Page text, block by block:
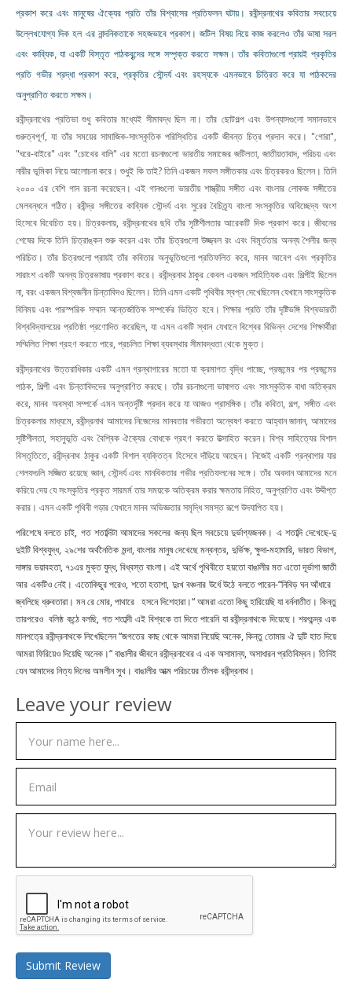
প্রকাশ করে এবং মানুষের ঐক্যের প্রতি তাঁর বিশ্বাসের প্রতিফলন ঘটায়। রবীন্দ্রনাথের কবিতার সবচেয়ে
উল্লেখযোগ্য দিক হল এর নান্দনিকতাকে সহজভাবে প্রকাশ। জটিল বিষয় নিয়ে কাজ করলেও তাঁর ভাষা সরল
এবং কাব্যিক, যা একটি বিস্তৃত পাঠকবৃন্দের সঙ্গে সম্পৃক্ত করতে সক্ষম। তাঁর কবিতাগুলো প্রায়ই প্রকৃতির
প্রতি গভীর শ্রদ্ধা প্রকাশ করে, প্রকৃতির সৌন্দর্য এবং রহস্যকে এমনভাবে চিত্রিত করে যা পাঠকদের
অনুপ্রাণিত করতে সক্ষম।
রবীন্দ্রনাথের প্রতিভা শুধু কবিতার মধ্যেই সীমাবদ্ধ ছিল না। তাঁর ছোটগল্প এবং উপন্যাসগুলো সমানভাবে
গুরুত্বপূর্ণ, যা তাঁর সময়ের সামাজিক-সাংস্কৃতিক পরিস্থিতির একটি জীবন্ত চিত্র প্রদান করে। "গোরা",
"ঘরে-বাইরে" এবং "চোখের বালি" এর মতো রচনাগুলো ভারতীয় সমাজের জটিলতা, জাতীয়তাবাদ, পরিচয় এবং
নারীর ভূমিকা নিয়ে আলোচনা করে। শুধুই কি তাই? তিনি একজন সফল সঙ্গীতকার এবং চিত্রকরও ছিলেন। তিনি
২০০০ এর বেশি গান রচনা করেছেন। এই গানগুলো ভারতীয় শাস্ত্রীয় সঙ্গীত এবং বাংলার লোকজ সঙ্গীতের
মেলবন্ধনে গঠিত। রবীন্দ্র সঙ্গীতের কাব্যিক সৌন্দর্য এবং সুরের বৈচিত্র্য বাংলা সংস্কৃতির অবিচ্ছেদ্য অংশ
হিসেবে বিবেচিত হয়। চিত্রকলায়, রবীন্দ্রনাথের ছবি তাঁর সৃষ্টিশীলতার আরেকটি দিক প্রকাশ করে। জীবনের
শেষের দিকে তিনি চিত্রাঙ্কন শুরু করেন এবং তাঁর চিত্রগুলো উজ্জ্বল রং এবং বিমূর্ততার অনন্য শৈলীর জন্য
পরিচিত। তাঁর চিত্রগুলো প্রায়ই তাঁর কবিতার অনুভূতিগুলো প্রতিফলিত করে, মানব আবেগ এবং প্রকৃতির
সারাংশ একটি অনন্য চিত্রভাষায় প্রকাশ করে। রবীন্দ্রনাথ ঠাকুর কেবল একজন সাহিত্যিক এবং শিল্পীই ছিলেন
না, বরং একজন বিশ্বজনীন চিন্তাবিদও ছিলেন। তিনি এমন একটি পৃথিবীর স্বপ্ন দেখেছিলেন যেখানে সাংস্কৃতিক
বিনিময় এবং পারস্পরিক সম্মান আন্তর্জাতিক সম্পর্কের ভিত্তি হবে। শিক্ষার প্রতি তাঁর দৃষ্টিভঙ্গি বিশ্বভারতী
বিশ্ববিদ্যালয়ের প্রতিষ্ঠা প্রণোদিত করেছিল, যা এমন একটি স্থান যেখানে বিশ্বের বিভিন্ন দেশের শিক্ষার্থীরা
সম্মিলিত শিক্ষা গ্রহণ করতে পারে, প্রচলিত শিক্ষা ব্যবস্থার সীমাবদ্ধতা থেকে মুক্ত।
রবীন্দ্রনাথের উত্তরাধিকার একটি এমন গ্রন্থাগারের মতো যা ক্রমাগত বৃদ্ধি পাচ্ছে, প্রজন্মের পর প্রজন্মের
পাঠক, শিল্পী এবং চিন্তাবিদদের অনুপ্রাণিত করছে। তাঁর রচনাগুলো ভাষাগত এবং সাংস্কৃতিক বাধা অতিক্রম
করে, মানব অবস্থা সম্পর্কে এমন অন্তর্দৃষ্টি প্রদান করে যা আজও প্রাসঙ্গিক। তাঁর কবিতা, গল্প, সঙ্গীত এবং
চিত্রকলার মাধ্যমে, রবীন্দ্রনাথ আমাদের নিজেদের মানবতার গভীরতা অন্বেষণ করতে আহ্বান জানান, আমাদের
সৃষ্টিশীলতা, সহানুভূতি এবং বৈশ্বিক ঐক্যের বোধকে গ্রহণ করতে উত্সাহিত করেন। বিশ্ব সাহিত্যের বিশাল
বিস্তৃতিতে, রবীন্দ্রনাথ ঠাকুর একটি বিশাল ব্যক্তিত্ব হিসেবে দাঁড়িয়ে আছেন। নিজেই একটি গ্রন্থাগার যার
শেলফগুলি সজ্জিত রয়েছে জ্ঞান, সৌন্দর্য এবং মানবিকতার গভীর প্রতিফলনের সঙ্গে। তাঁর অবদান আমাদের মনে
করিয়ে দেয় যে সংস্কৃতির প্রকৃত সারমর্ম তার সময়কে অতিক্রম করার ক্ষমতায় নিহিত, অনুপ্রাণিত এবং উদ্দীপ্ত
করার। এমন একটি পৃথিবী গড়ার যেখানে মানব অভিজ্ঞতার সমৃদ্ধি সমস্ত রূপে উদযাপিত হয়।
পরিশেষে বলতে চাই, গত শতাব্দিটা আমাদের সকলের জন্য ছিল সবচেয়ে দুর্ভাগ্যজনক। এ শতাব্দি দেখেছে-দু
দুইটি বিশ্বযুদ্ধ, ২৯শের অর্থনৈতিক মন্দা, বাংলার মানুষ দেখেছে মন্বন্তর, দুর্ভিক্ষ, ক্ষুদা-মহামারি, ভারত বিভাগ,
দাঙ্গার ভয়াবহতা, ৭১এর মুক্ত যুদ্ধ, বিধ্বস্ত বাংলা। এই অর্থে পৃথিবীতে হয়তো বাঙালীর মত এতো দূর্ভাগা জাতী
আর একটিও নেই। এতোকিছুর পরেও, শতো হতাশা, দুঃখ বঞ্চনার উর্ধে উঠে বলতে পারেন-“নিবিড় ঘন আঁধারে
জ্বলিছে ধ্রুবতারা। মন রে মোর, পাথারে হসনে দিশেহারা।“ আমরা এতো কিছু হারিয়েছি যা বর্ননাতীত। কিন্তু
তারপরেও বলিষ্ঠ কন্ঠে বলছি, গত শতাব্দী এই বিশ্বকে তা দিতে পারেনি যা রবীন্দ্রনাথকে দিয়েছে। শরৎচন্দ্র এক
মানপত্রে রবীন্দ্রনাথকে লিখেছিলেন “জগতের কাছ থেকে আমরা নিয়েছি অনেক, কিন্তু তোমার ঐ দুটি হাত দিয়ে
আমরা ফিরিয়েও দিয়েছি অনেক।“ বাঙালীর জীবনে রবীন্দ্রনাথের এ এক অসামান্য, অসাধারন প্রতিবিম্বন। তিনিই
যেন আমাদের নিত্য দিনের অমলীন সুখ। বাঙালীর আত্ম পরিচয়ের তীলক রবীন্দ্রনাথ।
Leave your review
Submit Review